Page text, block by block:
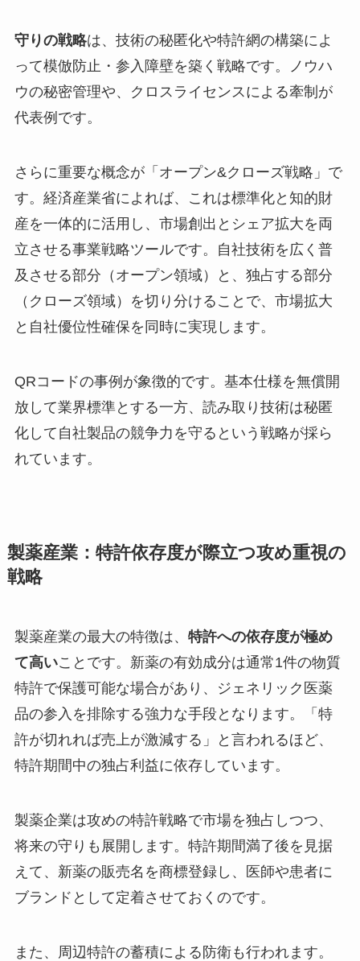
守りの戦略は、技術の秘匿化や特許網の構築によ
って模倣防止・参入障壁を築く戦略です。ノウハ
ウの秘密管理や、クロスライセンスによる牽制が
代表例です。
さらに重要な概念が「オープン&クローズ戦略」で
す。経済産業省によれば、これは標準化と知的財
産を一体的に活用し、市場創出とシェア拡大を両
立させる事業戦略ツールです。自社技術を広く普
及させる部分（オープン領域）と、独占する部分
（クローズ領域）を切り分けることで、市場拡大
と自社優位性確保を同時に実現します。
QRコードの事例が象徴的です。基本仕様を無償開
放して業界標準とする一方、読み取り技術は秘匿
化して自社製品の競争力を守るという戦略が採ら
れています。
製薬産業：特許依存度が際立つ攻め重視の
戦略
製薬産業の最大の特徴は、 特許への依存度が極め
て高いことです。新薬の有効成分は通常1件の物質
特許で保護可能な場合があり、ジェネリック医薬
品の参入を排除する強力な手段となります。「特
許が切れれば売上が激減する」と言われるほど、
特許期間中の独占利益に依存しています。
製薬企業は攻めの特許戦略で市場を独占しつつ、
将来の守りも展開します。特許期間満了後を見据
えて、新薬の販売名を商標登録し、医師や患者に
ブランドとして定着させておくのです。
また、周辺特許の蓄積による防衛も行われます。